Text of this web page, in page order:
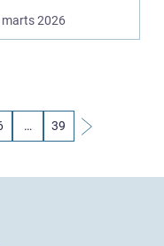
og besøg...
marts 2026
… 39